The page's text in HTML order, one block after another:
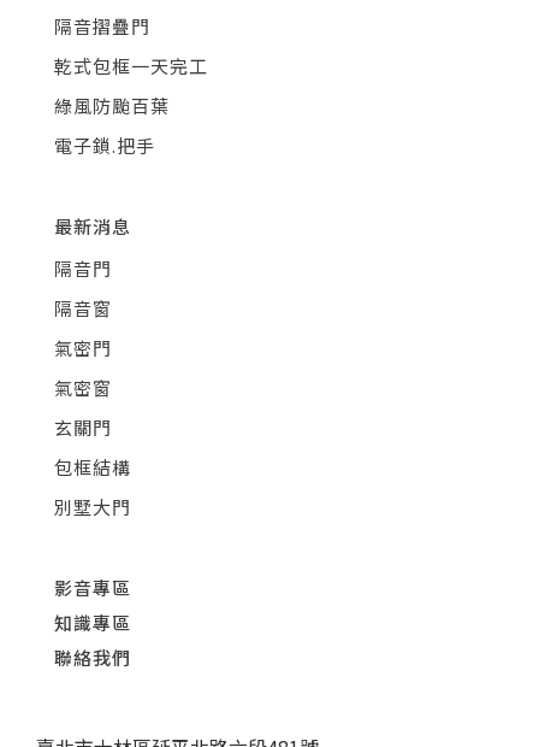
隔音摺疊門
乾式包框一天完工
綠風防颱百葉
電子鎖.把手
最新消息
隔音門
隔音窗
氣密門
氣密窗
玄關門
包框結構
別墅大門
影音專區
知識專區
聯絡我們